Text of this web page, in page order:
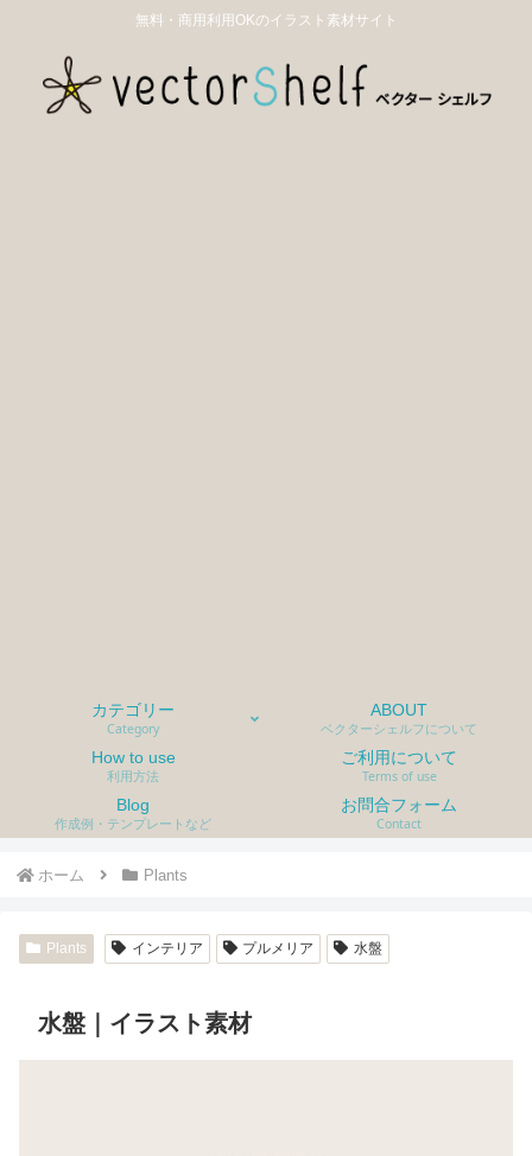
無料・商用利用OKのイラスト素材サイト
カテゴリー
Category
ABOUT
ベクターシェルフについて
How to use
利用方法
ご利用について
Terms of use
Blog
作成例・テンプレートなど
お問合フォーム
Contact
ホーム Plants
Plants インテリア プルメリア 水盤
水盤｜イラスト素材